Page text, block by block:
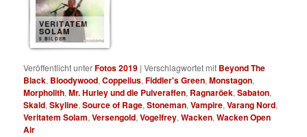
VERITATEM
SOLAM
5 BILDER
Veröffentlicht unterFotos 2019 |Verschlagwortet mit Beyond The
Black, Bloodywood,Coppelius,Fiddler's Green,Monstagon,
Morpholith,Mr. Hurley und die Pulveraffen, Ragnaröek,Sabaton,
Skald,Skyline,Source of Rage,Stoneman,Vampire,Varang Nord,
Veritatem Solam,Versengold,Vogelfrey,Wacken,Wacken Open
Air